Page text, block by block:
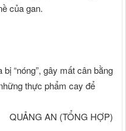
của gan.
“nóng”, gây mất cân bằng
thực phẩm cay để
QUẢNG AN (TỔNG HỢP)